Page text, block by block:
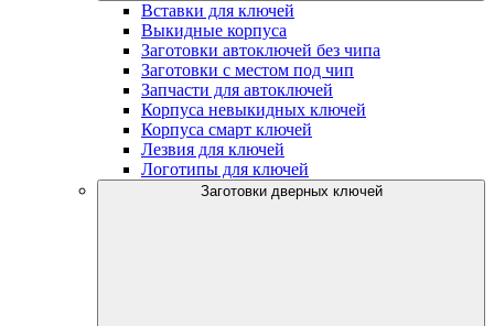
Вставки для ключей
Выкидные корпуса
Заготовки автоключей без чипа
Заготовки с местом под чип
Запчасти для автоключей
Корпуса невыкидных ключей
Корпуса смарт ключей
Лезвия для ключей
Логотипы для ключей
Заготовки дверных ключей